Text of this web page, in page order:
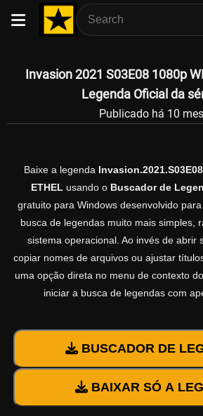
Invasion 2021 S03E08 1080p
Legenda Oficial da
Publicado há 10
Baixe a legenda
ETHELusando o Buscador de
gratuito para Windows desenvolvido
busca de legendas muito mais simples,
sistema operacional. Ao invés de abrir
copiar nomes de arquivos ou ajustar
uma opção direta no menu de contexto
iniciar a busca de legendas com
BUSCADOR DE
BAIXAR SÓ A